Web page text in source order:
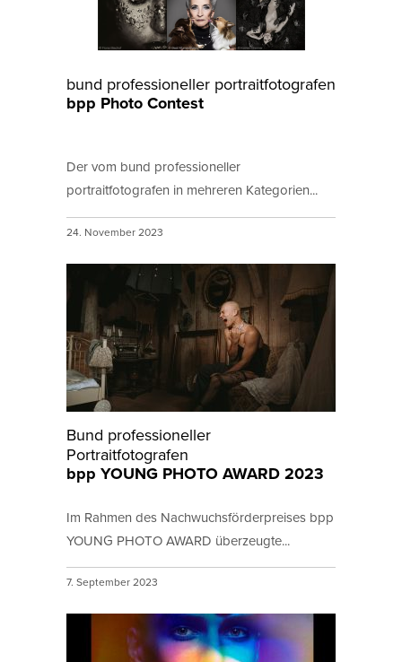
bund professioneller portraitfotografen
bpp Photo Contest
Der vom bund professioneller
portraitfotografen in mehreren Kategorien...
24. November 2023
Bund professioneller
Portraitfotografen
bpp YOUNG PHOTO AWARD 2023
Im Rahmen des Nachwuchsförderpreises bpp
YOUNG PHOTO AWARD überzeugte...
7. September 2023